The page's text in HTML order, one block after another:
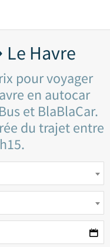
Le Havre
pour voyager
en autocar
et BlaBlaCar.
du trajet entre